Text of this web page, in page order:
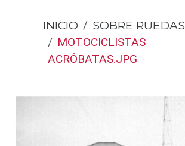
INICIO SOBRE RUEDAS
MOTOCICLISTAS
ACRÓBATAS.JPG